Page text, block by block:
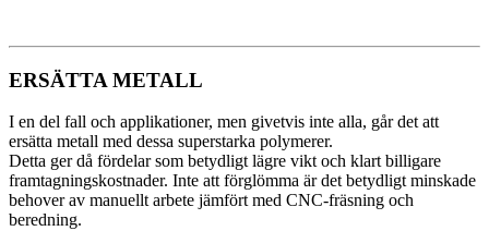
ERSÄTTA METALL
I en del fall och applikationer, men givetvis inte alla, går det att
ersätta metall med dessa superstarka polymerer.
Detta ger då fördelar som betydligt lägre vikt och klart billigare
framtagningskostnader. Inte att förglömma är det betydligt minskade
behover av manuellt arbete jämfört med CNC-fräsning och
beredning.